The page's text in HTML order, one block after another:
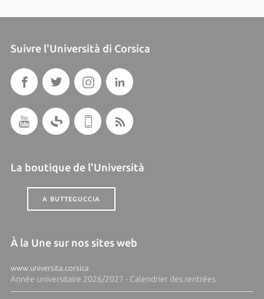
Suivre l'Università di Corsica
La boutique de l'Università
A BUTTEGUCCIA
À la Une sur nos sites web
www.universita.corsica
Année universitaire 2026/2027 - Calendrier des rentrées